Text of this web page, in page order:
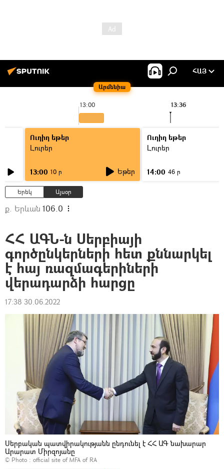
Արմենիա
ՀԱՅ
13:00 13:36
Ուղիղ եթեր
Լուրեր
13:00 10 ր Եթեր
Ուղիղ եթեր
Լուրեր
14:00 46 ր
Երեկ Այսօր
ք. Երևան 106.0
ՀՀ ԱԳՆ-ն Սերբիայի
գործընկերների հետ քննարկել
է հայ ռազմագերիների
վերադարձի հարցը
17:38 30.06.2022
Սերբական պատվիրակությանն ընդունել է ՀՀ ԱԳ նախարար
Արարատ Միրզոյանը
© Photo : official site of MFA of RA